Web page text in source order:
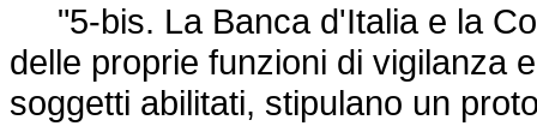
"5-bis. La Banca d'Italia e la
delle proprie funzioni di vigilanza
soggetti abilitati, stipulano un